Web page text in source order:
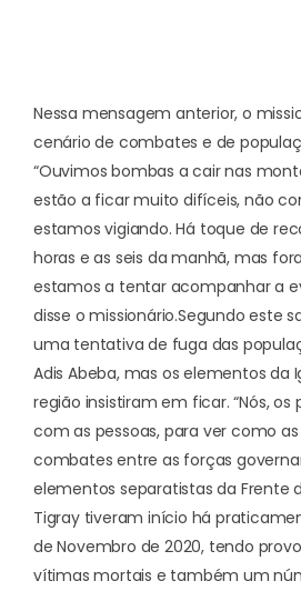
Nessa mensagem anterior, o
cenário de combates e de
“Ouvimos bombas a cair nas
estão a ficar muito difíceis, não
estamos vigiando. Há toque de
horas e as seis da manhã, mas
estamos a tentar acompanhar a
disse o missionário.Segundo este
uma tentativa de fuga das
Adis Abeba, mas os elementos da
região insistiram em ficar. “Nós,
com as pessoas, para ver como
combates entre as forças
elementos separatistas da Frente
Tigray tiveram início há
de Novembro de 2020, tendo
vítimas mortais e também um